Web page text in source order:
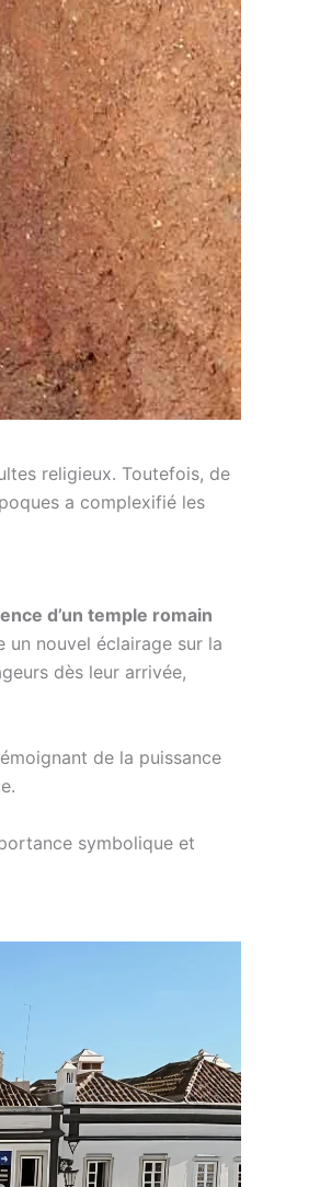
religieux. Toutefois, de
a complexifié les
d’un temple romain
un nouvel éclairage sur la
dès leur arrivée,
de la puissance
symbolique et